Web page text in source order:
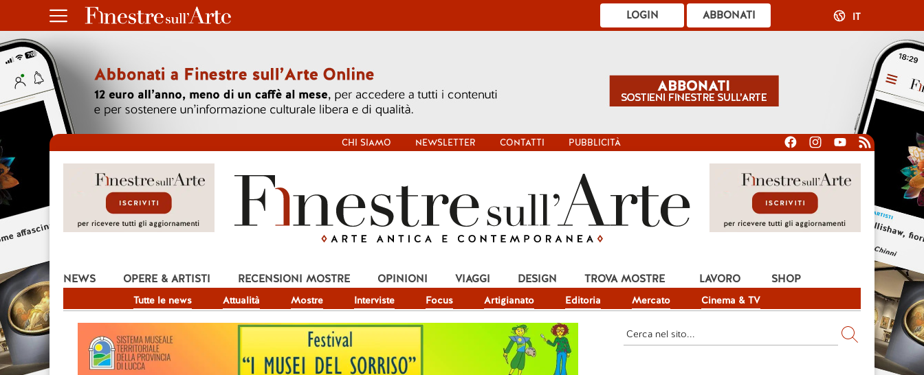
ABBONATI
LOGIN IT
CHI SIAMO NEWSLETTER CONTATTI PUBBLICITÀ
NEWS
Tutte le news Attualità Mostre Interviste Focus Artigianato Editoria Mercato Cinema & TV
OPERE & ARTISTI RECENSIONI MOSTRE OPINIONI VIAGGI DESIGN TROVA MOSTRE LAVORO SHOP